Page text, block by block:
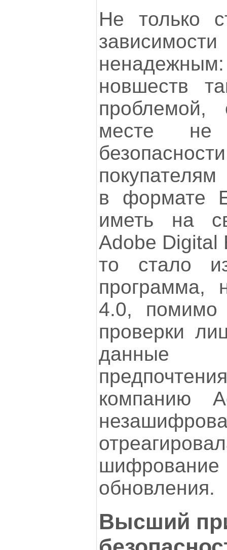
Не только
новшеств
месте не
в формате
иметь на
Adobe Digital
то стало
программа,
4.0, помимо
проверки
данные
компанию
обновления.
Высший